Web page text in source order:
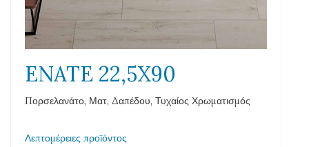
ENATE 22,5X90
Πορσελανάτο, Ματ, Δαπέδου, Τυχαίος Χρωματισμός
Λεπτομέρειες προϊόντος